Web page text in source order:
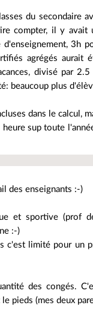
du secondaire
compter, il y avait
3h
agrégés aurait
divisé par
beaucoup plus
dans le calcul,
sup toute
des enseignants :-)
et sportive (prof
:-)
c'est limité pour un
des congés.
pieds (mes deux